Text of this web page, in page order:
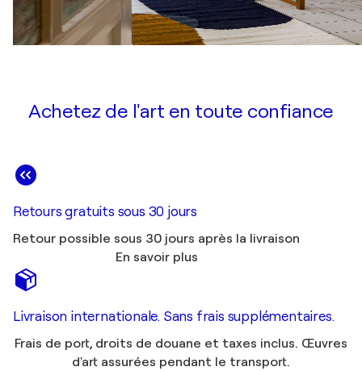
Achetez de l'art en toute confiance
Retours gratuits sous 30 jours
Retour possible sous 30 jours après la livraison
En savoir plus
Livraison internationale. Sans frais supplémentaires.
Frais de port, droits de douane et taxes inclus. Œuvres
d'art assurées pendant le transport.